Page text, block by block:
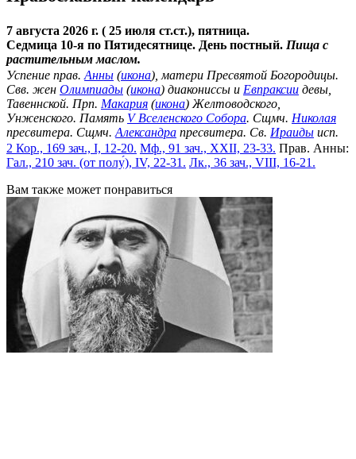
7 августа 2026 г. ( 25 июля ст.ст.), пятница.
Седмица 10-я по Пятидесятнице. День постный. Пища с
растительным маслом.
Успение прав. Анны (икона), матери Пресвятой Богородицы.
Свв. жен Олимпиады (икона) диакониссы и Евпраксии девы,
Тавеннской. Прп. Макария (икона) Желтоводского,
Унженского. Память V Вселенского Собора. Сщмч. Николая
пресвитера. Сщмч. Александра пресвитера. Св. Ираиды исп.
2 Кор., 169 зач., I, 12-20. Мф., 91 зач., XXII, 23-33. Прав. Анны:
Гал., 210 зач. (от полу́), IV, 22-31. Лк., 36 зач., VIII, 16-21.
Вам также может понравиться